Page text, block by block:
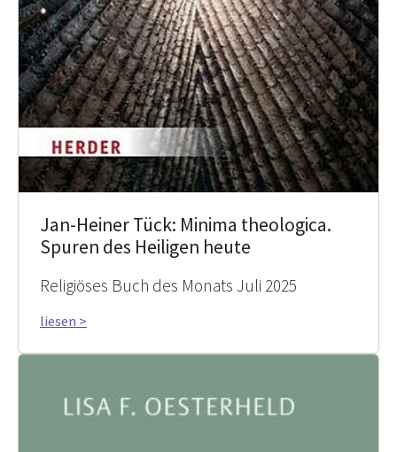
Jan-Heiner Tück: Minima theologica.
Spuren des Heiligen heute
Religiöses Buch des Monats Juli 2025
liesen >